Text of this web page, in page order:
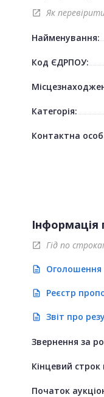
open_in_new Як
Найменування:
Код ЄДРПОУ:
Категорія:
Контактна
Інформація
open_in_new Гід по
description Оголошення
description Реєстр
description Звіт про
Звернення за
Кінцевий
Початок